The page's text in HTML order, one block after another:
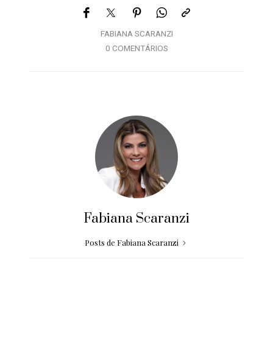
FABIANA SCARANZI
0 COMENTÁRIOS
Fabiana Scaranzi
Posts de Fabiana Scaranzi